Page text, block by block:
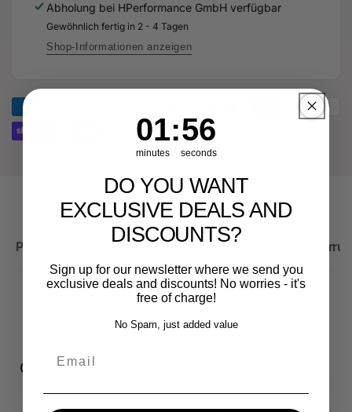
Original
Ersatzteil
für
-
Original
Ersatzteil
Abholung bei HPerformance GmbH verfügbar
Gewöhnlich fertig in 2 - 4 Tagen
Shop-Informationen anzeigen
Produktbeschreibung Wichtige Hinweise zum
Customer reviews
Countdown ends in:
1
01
minutes
: 56
56
seconds
DO YOU WANT
EXCLUSIVE DEALS AND
DISCOUNTS?
Sign up for our newsletter where we send you
exclusive deals and discounts! No worries - it's
free of charge!
No Spam, just added value